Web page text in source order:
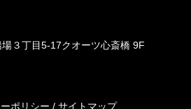
３丁目5-17クオーツ心斎橋 9F
ポリシー / サイトマップ